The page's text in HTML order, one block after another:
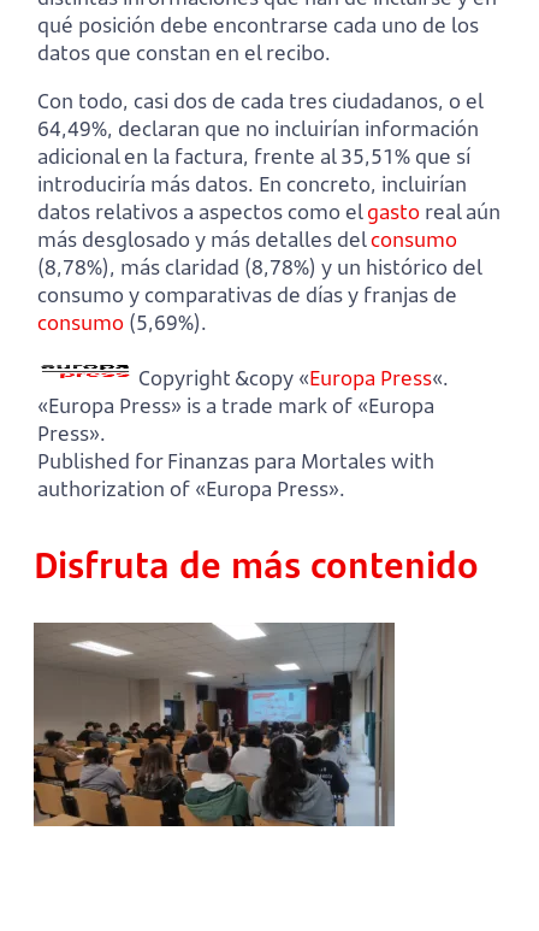
qué posición debe encontrarse cada uno de los
datos que constan en el recibo.
Con todo, casi dos de cada tres ciudadanos, o el
64,49%, declaran que no incluirían información
adicional en la factura, frente al 35,51% que sí
introduciría más datos. En concreto, incluirían
datos relativos a aspectos como elgasto real aún
más desglosado y más detalles delconsumo
(8,78%), más claridad (8,78%) y un histórico del
consumo y comparativas de días y franjas de
consumo (5,69%).
Copyright &copy «Europa Press«.
«Europa Press» is a trade mark of «Europa
Press».
Published for Finanzas para Mortales with
authorization of «Europa Press».
Disfruta de más contenido